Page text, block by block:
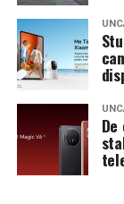
In luna august,
locul in care
se traieste.
Programul
pe site-ul oficial
Instagram a
Summer Well